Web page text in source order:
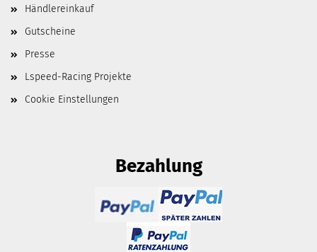
Händlereinkauf
Gutscheine
Presse
Lspeed-Racing Projekte
Cookie Einstellungen
Bezahlung